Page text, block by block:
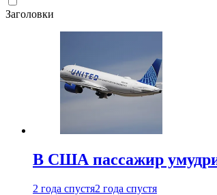
Заголовки
В США пассажир
2 года спустя2 года спустя